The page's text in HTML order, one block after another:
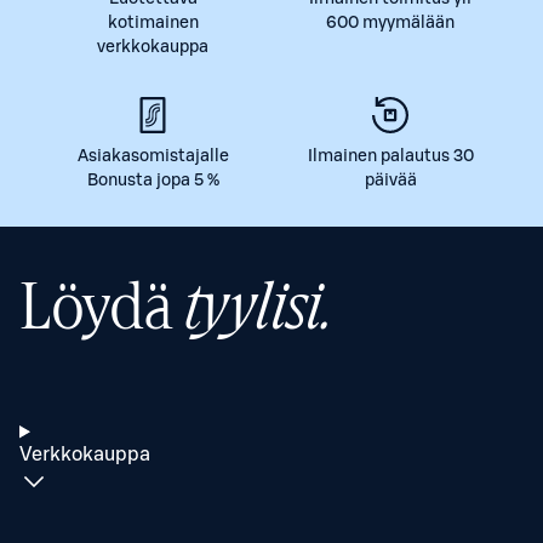
kotimainen
verkkokauppa
600 myymälään
Asiakasomistajalle
Bonusta jopa 5 %
Ilmainen palautus 30
päivää
Löydätyylisi.
Verkkokauppa